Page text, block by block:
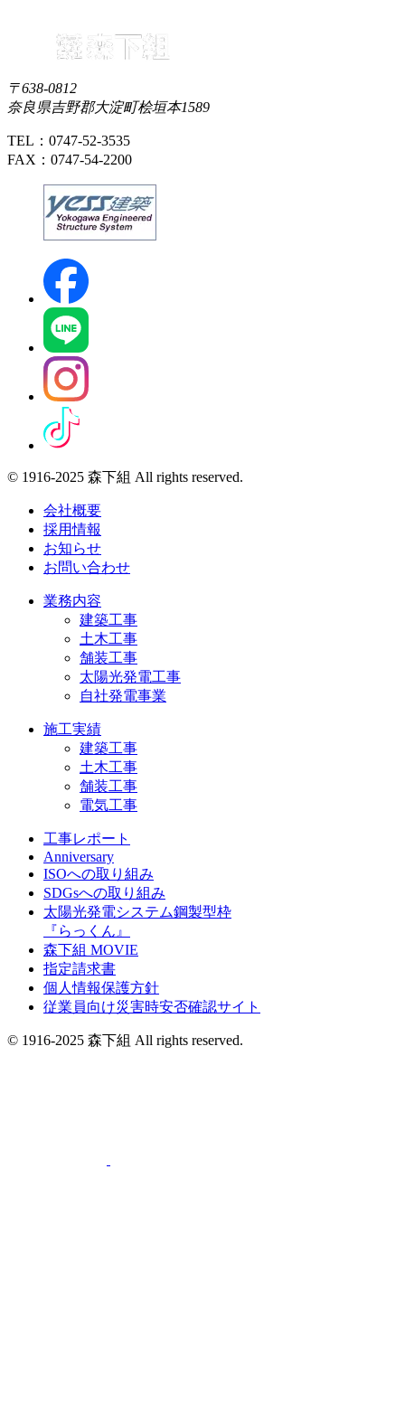
〒638-0812
奈良県吉野郡大淀町桧垣本1589
TEL：0747-52-3535
FAX：0747-54-2200
© 1916-2025 森下組 All rights reserved.
会社概要
採用情報
お知らせ
お問い合わせ
業務内容
建築工事
土木工事
舗装工事
太陽光発電工事
自社発電事業
施工実績
建築工事
土木工事
舗装工事
電気工事
工事レポート
Anniversary
ISOへの取り組み
SDGsへの取り組み
太陽光発電システム鋼製型枠
『らっくん』
森下組 MOVIE
指定請求書
個人情報保護方針
従業員向け災害時安否確認サイト
© 1916-2025 森下組 All rights reserved.